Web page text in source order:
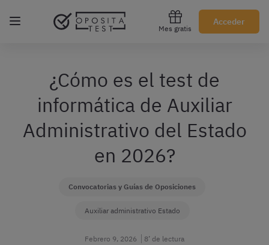
Mes gratis
Acceder
Regístrate gratis
¿Cómo es el test de
informática de Auxiliar
Administrativo del Estado
en 2026?
Convocatorias y Guías de Oposiciones
Auxiliar administrativo Estado
Febrero 9, 2026 8’ de lectura